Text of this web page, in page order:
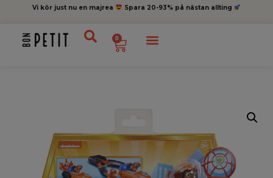
Vi kör just nu en majrea Spara 20-93% på nästan allting
0